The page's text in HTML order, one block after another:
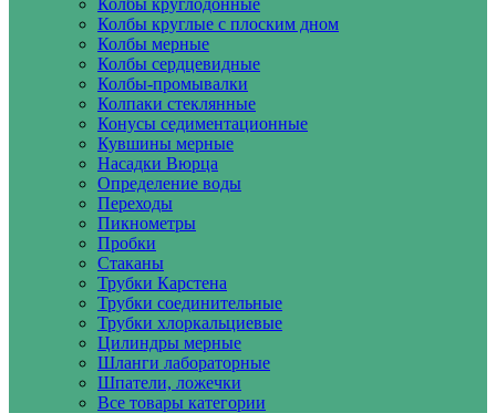
Колбы круглодонные
Колбы круглые с плоским дном
Колбы мерные
Колбы сердцевидные
Колбы-промывалки
Колпаки стеклянные
Конусы седиментационные
Кувшины мерные
Насадки Вюрца
Определение воды
Переходы
Пикнометры
Пробки
Стаканы
Трубки Карстена
Трубки соединительные
Трубки хлоркальциевые
Цилиндры мерные
Шланги лабораторные
Шпатели, ложечки
Все товары категории